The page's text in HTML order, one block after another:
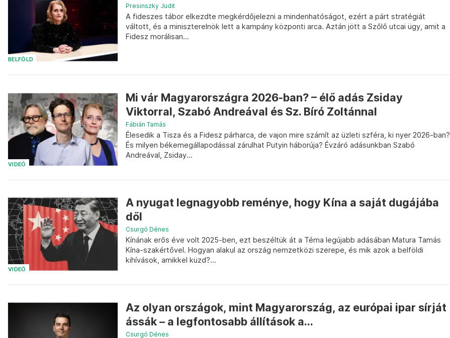
BELFÖLD
Presinszky Judit
A fideszes tábor elkezdte megkérdőjelezni a mindenhatóságot, ezért a párt stratégiát
váltott, és a miniszterelnök lett a kampány központi arca. Aztán jött a Szőlő utcai ügy, amit a
Fidesz morálisan...
VIDEÓ
Mi vár Magyarországra 2026-ban? – élő adás Zsiday
Viktorral, Szabó Andreával és Sz. Bíró Zoltánnal
Fábián Tamás
Élesedik a Tisza és a Fidesz párharca, de vajon mire számít az üzleti szféra, ki nyer 2026-ban?
És milyen békemegállapodással zárulhat Putyin háborúja? Évzáró adásunkban Szabó
Andreával, Zsiday...
VIDEÓ
A nyugat legnagyobb reménye, hogy Kína a saját dugájába
dől
Csurgó Dénes
Kínának erős éve volt 2025-ben, ezt beszéltük át a Téma legújabb adásában Matura Tamás
Kína-szakértővel. Hogyan alakul az ország nemzetközi szerepe, és mik azok a belföldi
kihívások, amikkel küzd?...
Az olyan országok, mint Magyarország, az európai ipar sírját
ássák – a legfontosabb állítások a...
Csurgó Dénes